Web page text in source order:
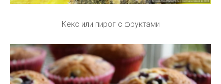
Кекс или пирог с фруктами